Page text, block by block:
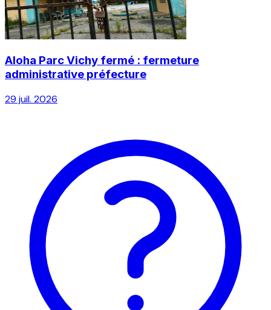
Aloha Parc Vichy fermé : fermeture
administrative préfecture
29 juil. 2026